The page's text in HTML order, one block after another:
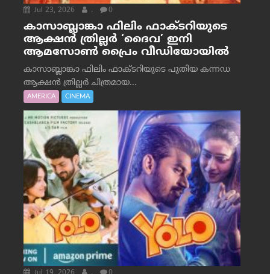
Jul 23, 2026 . 0
കാസാബ്ലാങ്കാ ഫിലിം ഫാക്ടറിയുടെ
ആക്ഷൻ ത്രില്ലർ ‘ദൈവ’ ഇനി
ആമസോൺ പ്രൈം വീഡിയോയിൽ
കാസാബ്ലാങ്കാ ഫിലിം ഫാക്ടറിയുടെ പുതിയ കന്നഡ
ആക്ഷൻ ത്രില്ലർ ചിത്രമായ...
AMERICA CINEMA